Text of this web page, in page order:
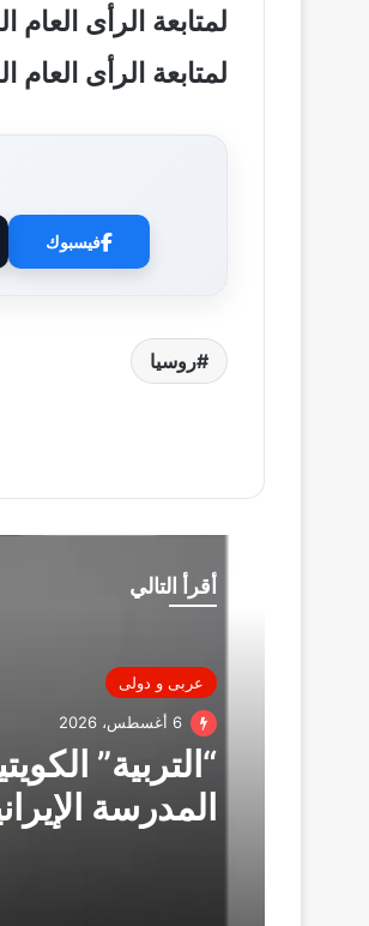
لمتابعة الرأى
لمتابعة الرأى
فيسبوك
روسيا
أقرأ التالي
عربى و دولى
6 أغسطس، 2026
“التربية”
المدرسة